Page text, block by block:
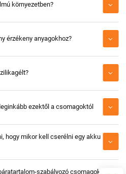
környezetben?
érzékeny anyagokhoz?
ezektől a csomagoktól
hogy mikor kell cserélni egy akku
szabályozó csomagok